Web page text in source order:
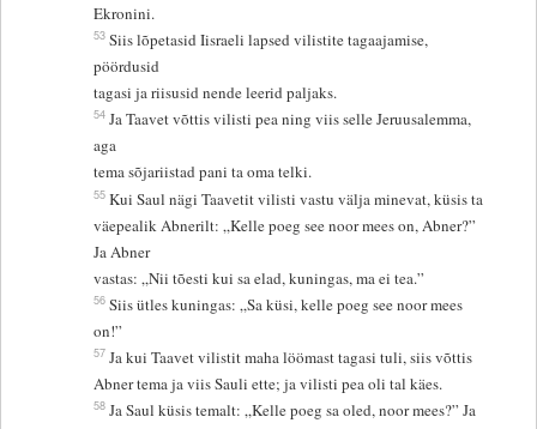
Ekronini.
53 Siis lõpetasid Iisraeli lapsed vilistite tagaajamise,
pöördusid
tagasi ja riisusid nende leerid paljaks.
54 Ja Taavet võttis vilisti pea ning viis selle Jeruusalemma,
aga
tema sõjariistad pani ta oma telki.
55 Kui Saul nägi Taavetit vilisti vastu välja minevat, küsis ta
väepealik Abnerilt: „Kelle poeg see noor mees on, Abner?”
Ja Abner
vastas: „Nii tõesti kui sa elad, kuningas, ma ei tea.”
56 Siis ütles kuningas: „Sa küsi, kelle poeg see noor mees
on!”
57 Ja kui Taavet vilistit maha löömast tagasi tuli, siis võttis
Abner tema ja viis Sauli ette; ja vilisti pea oli tal käes.
58 Ja Saul küsis temalt: „Kelle poeg sa oled, noor mees?” Ja